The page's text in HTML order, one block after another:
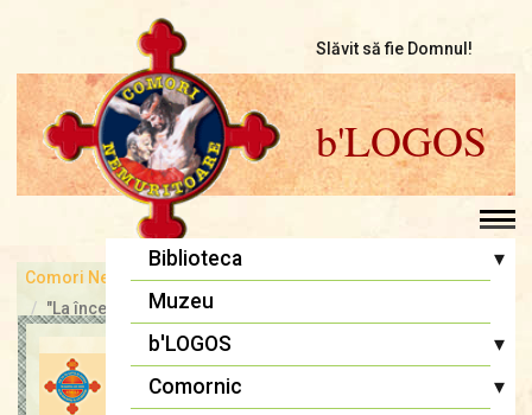
Slăvit să fie Domnul!
b'LOGOS
Biblioteca ▾
Fr. Ioan Marini
Muzeu
b'LOGOS
▾
Comornic ▾
Comori Nemuritoare
bLOGOS
"La început a fost Cuvântul..."
DESPRE CINSTIREA MAICII
DOMNULUI